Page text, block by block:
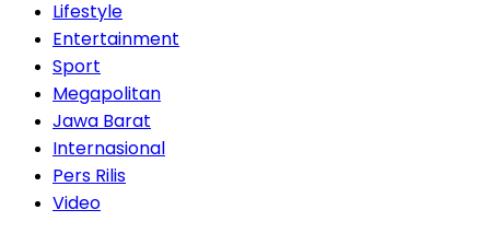
Lifestyle
Entertainment
Sport
Megapolitan
Jawa Barat
Internasional
Pers Rilis
Video